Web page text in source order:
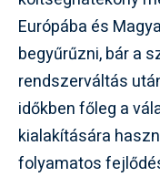
Európába és
begyűrűzni, bár a
rendszerváltás
időkben főleg a
kialakítására
folyamatos